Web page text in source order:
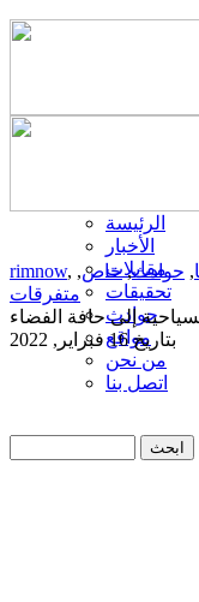
الرئيسة
الأخبار
مقابلات
تحقيقات
حوادث
مواقع
من نحن
اتصل بنا
rimnow, , حوادث,خاص,
متفرقات
إلى حافة الفضاء
بتاريخ 16 فبراير, 2022